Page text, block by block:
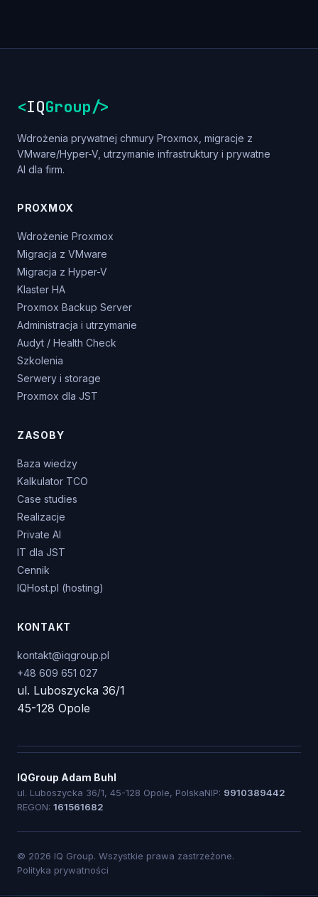
<IQGroup/>
Wdrożenia prywatnej chmury Proxmox, migracje z
VMware/Hyper-V, utrzymanie infrastruktury i prywatne
AI dla firm.
PROXMOX
Wdrożenie Proxmox
Migracja z VMware
Migracja z Hyper-V
Klaster HA
Proxmox Backup Server
Administracja i utrzymanie
Audyt / Health Check
Szkolenia
Serwery i storage
Proxmox dla JST
ZASOBY
Baza wiedzy
Kalkulator TCO
Case studies
Realizacje
Private AI
IT dla JST
Cennik
IQHost.pl (hosting)
KONTAKT
kontakt@iqgroup.pl
+48 609 651 027
ul. Luboszycka 36/1
45-128 Opole
IQGroup Adam Buhl
ul. Luboszycka 36/1, 45-128 Opole, PolskaNIP: 9910389442
REGON: 161561682
© 2026 IQ Group. Wszystkie prawa zastrzeżone.
Polityka prywatności